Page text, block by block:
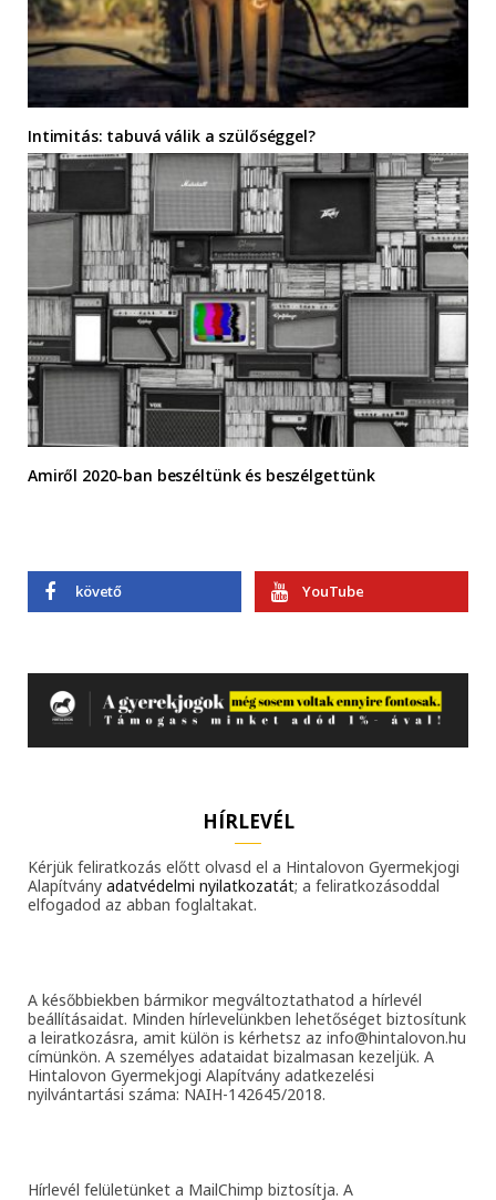
Intimitás: tabuvá válik a szülőséggel?
Amiről 2020-ban beszéltünk és beszélgettünk
követő YouTube
HÍRLEVÉL
Kérjük feliratkozás előtt olvasd el a Hintalovon Gyermekjogi
Alapítvány adatvédelmi nyilatkozatát; a feliratkozásoddal
elfogadod az abban foglaltakat.
A későbbiekben bármikor megváltoztathatod a hírlevél
beállításaidat. Minden hírlevelünkben lehetőséget biztosítunk
a leiratkozásra, amit külön is kérhetsz az info@hintalovon.hu
címünkön. A személyes adataidat bizalmasan kezeljük. A
Hintalovon Gyermekjogi Alapítvány adatkezelési
nyilvántartási száma: NAIH-142645/2018.
Hírlevél felületünket a MailChimp biztosítja. A